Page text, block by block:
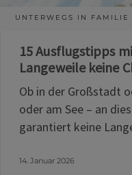
UNTERWEGS IN FAMILIE
15 Ausflugstipps
Langeweile keine
Ob in der Großstadt
oder am See – an
garantiert keine
14. Januar 2026